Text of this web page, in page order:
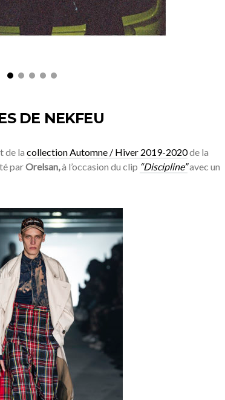
DE NEKFEU
de la collection Automne / Hiver 2019-2020de la
parOrelsan,à l’occasion du clip “Discipline”avec un
Acheter